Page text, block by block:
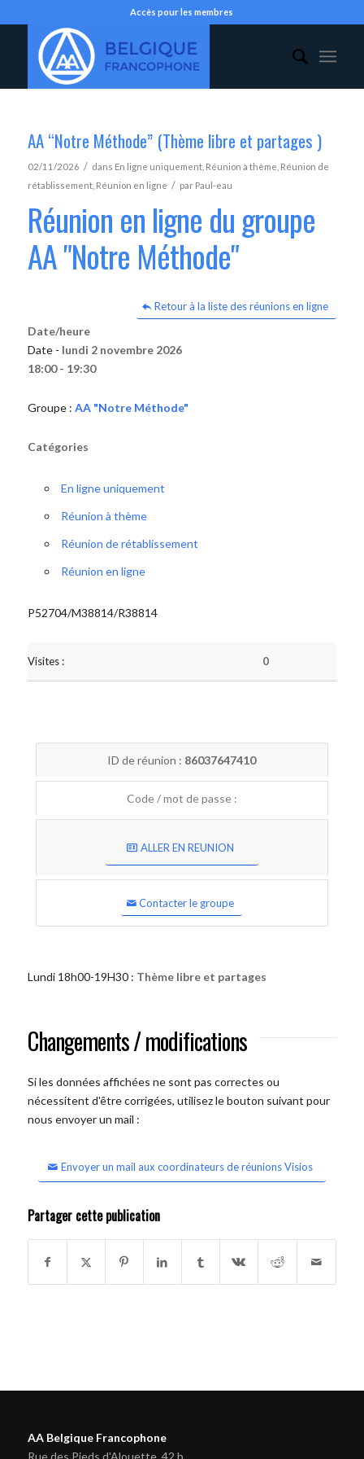
Accès pour les membres
AA “Notre Méthode” (Thème libre et partages )
02/11/2026 / dans En ligne uniquement, Réunion à thème Réunion de
rétablissement, Réunion en ligne / par Paul-eau
Réunion en ligne du groupe
AA "Notre Méthode"
Retour à la liste des réunions en ligne
Date/heure
Date - lundi 2 novembre 2026
18:00 - 19:30
Groupe : AA "Notre Méthode"
Catégories
En ligne uniquement
Réunion à thème
Réunion de rétablissement
Réunion en ligne
P52704/M38814/R38814
Visites : 0
ID de réunion : 86037647410
Code / mot de passe :
ALLER EN REUNION
Contacter le groupe
Lundi 18h00-19H30 : Thème libre et partages
Changements / modifications
Si les données affichées ne sont pas correctes ou
nécessitent d'être corrigées, utilisez le bouton suivant pour
nous envoyer un mail :
Envoyer un mail aux coordinateurs de réunions Visios
Partager cette publication
AA Belgique Francophone
Rue des Pieds d'Alouette, 42 b